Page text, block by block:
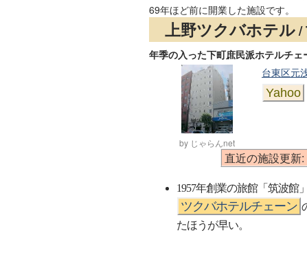
69年ほど前に開業した施設です。
上野ツクバホテル/
年季の入った下町庶民派ホテルチェ
by じゃらんnet
台東区元
Yahoo
直近の施設更新
1957年創業の旅館「筑波館
ツクバホテルチェーン
たほうが早い。